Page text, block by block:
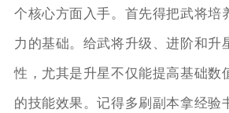
个核心方面入手。首先得把武将培
力的基础。给武将升级、进阶和升
性，尤其是升星不仅能提高基础数
的技能效果。记得多刷副本拿经验